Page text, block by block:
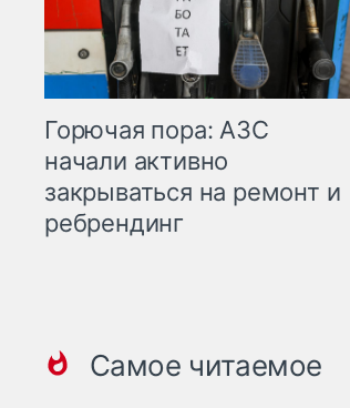
Горючая пора: АЗС
начали активно
закрываться на ремонт и
ребрендинг
Самое читаемое